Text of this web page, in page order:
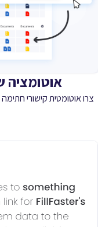
אוטומציה
צרו אוטומטית קישורי